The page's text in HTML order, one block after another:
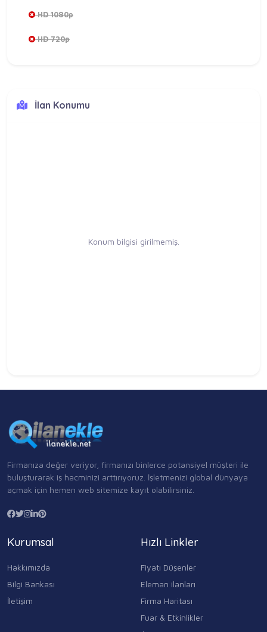
HD 1080p
HD 720p
İlan Konumu
Konum bilgisi girilmemiş.
Firmanıza değer veriyor, firmanızı binlerce potansiyel müşteri ile
buluşturarak iş hacminizi arttırıyoruz. İşletmenizi global dünyaya
açmak için hemen web sitemize kayıt olabilirsiniz.
Kurumsal
Hakkımızda
Bilgi Bankası
İletişim
Hızlı Linkler
Fiyatı Düşenler
Eleman ilanları
Firma Haritası
Fuar & Etkinlikler